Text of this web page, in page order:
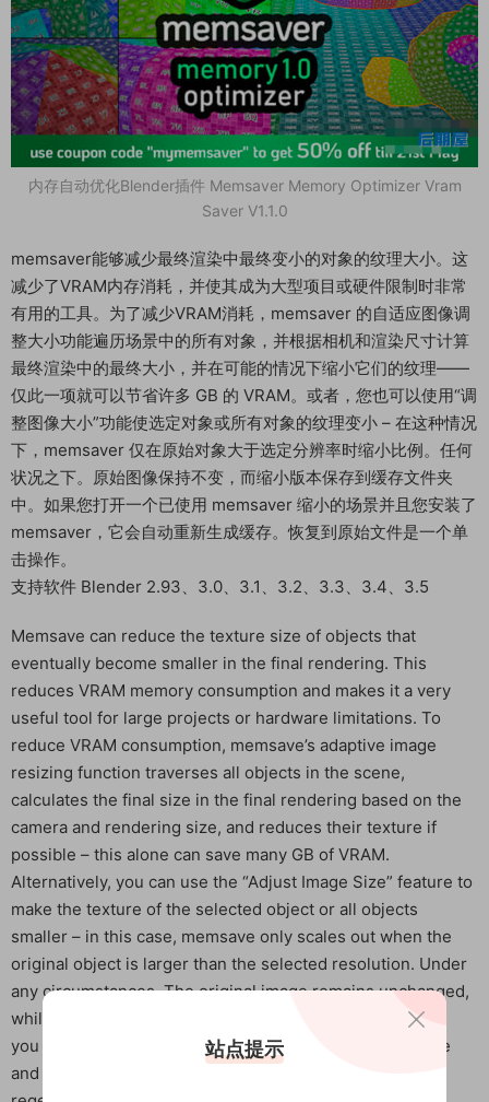
内存自动优化Blender插件 Memsaver Memory Optimizer Vram
Saver V1.1.0
memsaver能够减少最终渲染中最终变小的对象的纹理大小。这
减少了VRAM内存消耗，并使其成为大型项目或硬件限制时非常
有用的工具。为了减少VRAM消耗，memsaver 的自适应图像调
整大小功能遍历场景中的所有对象，并根据相机和渲染尺寸计算
最终渲染中的最终大小，并在可能的情况下缩小它们的纹理——
仅此一项就可以节省许多 GB 的 VRAM。或者，您也可以使用“调
整图像大小”功能使选定对象或所有对象的纹理变小 – 在这种情况
下，memsaver 仅在原始对象大于选定分辨率时缩小比例。任何
状况之下。原始图像保持不变，而缩小版本保存到缓存文件夹
中。如果您打开一个已使用 memsaver 缩小的场景并且您安装了
memsaver，它会自动重新生成缓存。恢复到原始文件是一个单
击操作。
支持软件 Blender 2.93、3.0、3.1、3.2、3.3、3.4、3.5
Memsave can reduce the texture size of objects that
eventually become smaller in the final rendering. This
reduces VRAM memory consumption and makes it a very
useful tool for large projects or hardware limitations. To
reduce VRAM consumption, memsave’s adaptive image
resizing function traverses all objects in the scene,
calculates the final size in the final rendering based on the
camera and rendering size, and reduces their texture if
possible – this alone can save many GB of VRAM.
Alternatively, you can use the “Adjust Image Size” feature to
make the texture of the selected object or all objects
smaller – in this case, memsave only scales out when the
original object is larger than the selected resolution. Under
any circumstances. The original image remains unchanged,
while the reduced version is saved in the cache folder. If
you open a scene that has been reduced using memsave
and you have installed memsave, it will automatically
站点提示